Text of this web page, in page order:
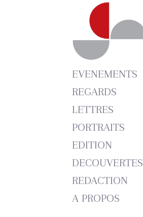
EVENEMENTS
REGARDS
LETTRES
PORTRAITS
EDITION
DECOUVERTES
REDACTION
A PROPOS